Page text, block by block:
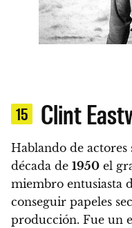
15 Clint
Hablando de actores
década de 1950 el
miembro entusiasta
conseguir papeles
producción. Fue un